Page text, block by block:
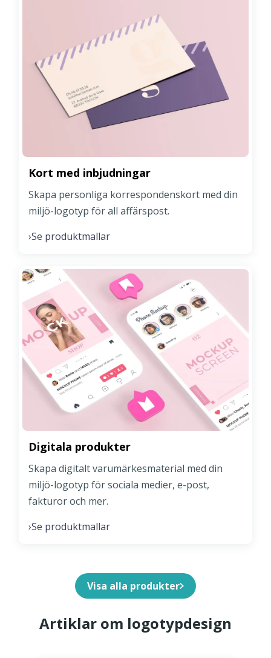
Kort med inbjudningar
Skapa personliga korrespondenskort med din
miljö-logotyp för all affärspost.
›Se produktmallar
Digitala produkter
Skapa digitalt varumärkesmaterial med din
miljö-logotyp för sociala medier, e-post,
fakturor och mer.
›Se produktmallar
Visa alla produkter
Artiklar om logotypdesign